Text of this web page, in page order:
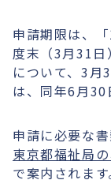
申請期限は、
度末（3月31日
について、3月
は、同年6月30
申請に必要な
東京都福祉局
で案内されます